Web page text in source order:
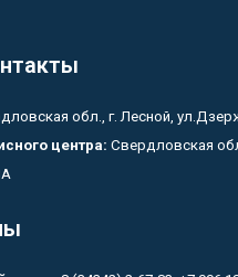
обл., г. Лесной,
центра: Свердловская